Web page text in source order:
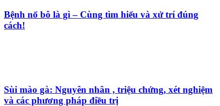
Bệnh nổ bô là gì – Cùng tìm hiểu và xử trí đúng
cách!
Sùi mào gà: Nguyên nhân , triệu chứng, xét nghiệm
và các phương pháp điều trị